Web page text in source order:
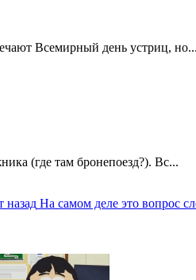
Всемирный день устриц, но...
(где там бронепоезд?). Вс...
назад На самом деле это вопрос